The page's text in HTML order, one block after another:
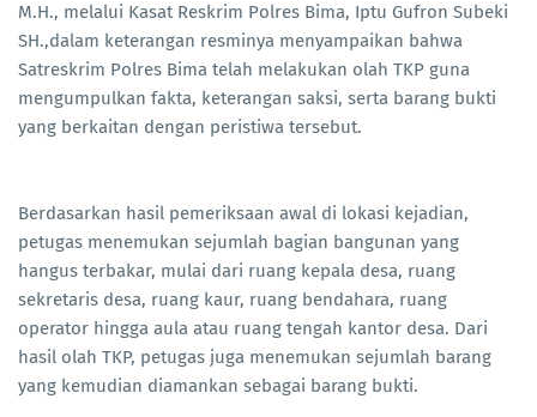
M.H., melalui Kasat Reskrim Polres Bima, Iptu Gufron Subeki
SH.,dalam keterangan resminya menyampaikan bahwa
Satreskrim Polres Bima telah melakukan olah TKP guna
mengumpulkan fakta, keterangan saksi, serta barang bukti
yang berkaitan dengan peristiwa tersebut.
Berdasarkan hasil pemeriksaan awal di lokasi kejadian,
petugas menemukan sejumlah bagian bangunan yang
hangus terbakar, mulai dari ruang kepala desa, ruang
sekretaris desa, ruang kaur, ruang bendahara, ruang
operator hingga aula atau ruang tengah kantor desa. Dari
hasil olah TKP, petugas juga menemukan sejumlah barang
yang kemudian diamankan sebagai barang bukti.